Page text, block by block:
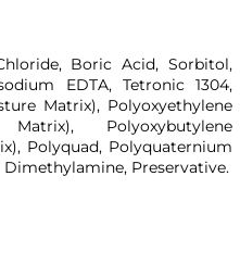
Boric Acid, Sorbitol,
EDTA, Tetronic 1304,
Matrix), Polyoxyethylene
Polyoxybutylene
Polyquad, Polyquaternium
Preservative.